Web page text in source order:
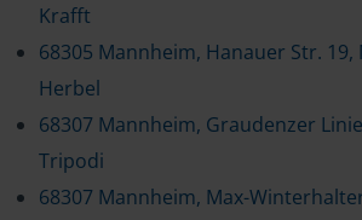
Krafft
68305 Mannheim, Hanauer Str. 19,
Herbel
68307 Mannheim, Graudenzer
Tripodi
68307 Mannheim, Max-